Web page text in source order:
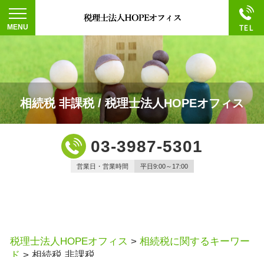
相続税 非課税 / 税理士法人HOPEオフィス
03-3987-5301
営業日・営業時間 平日9:00～17:00
税理士法人HOPEオフィス > 相続税に関するキーワー